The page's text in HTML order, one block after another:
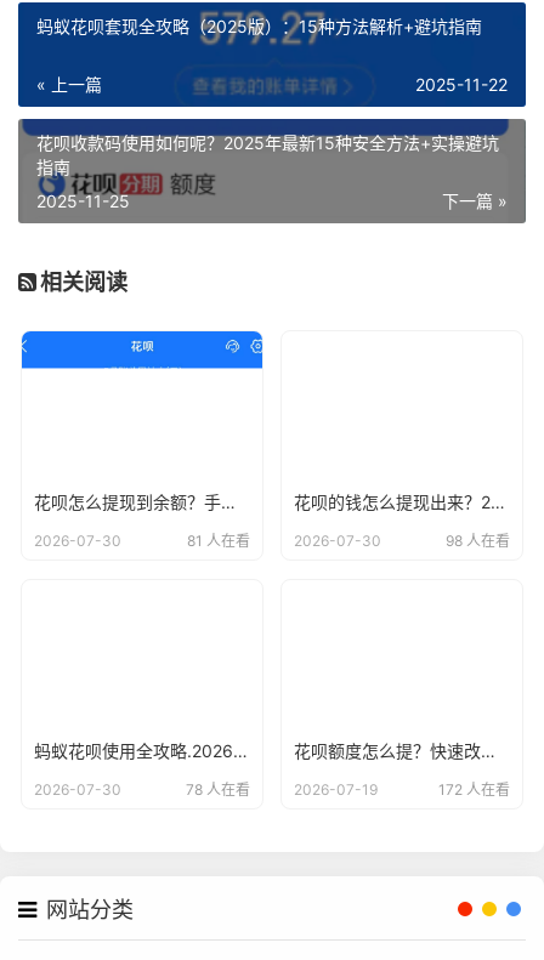
蚂蚁花呗套现全攻略（2025版）：15种方法解析+避坑指南
« 上一篇 2025-11-22
花呗收款码使用如何呢？2025年最新15种安全方法+实操避坑
指南
下一篇 »
2025-11-25
相关阅读
花呗怎么提现到余额？手把手教你正确姿势，小白必看！
2026-07-30 81 人在看
花呗的钱怎么提现出来？2026年最新宝藏攻略，手把手教你快速搞定！
2026-07-30 98 人在看
蚂蚁花呗使用全攻略.2026版最新15种方法解析与风险警示
2026-07-30 78 人在看
花呗额度怎么提？快速改善资金周转的合规方法
2026-07-19 172 人在看
网站分类